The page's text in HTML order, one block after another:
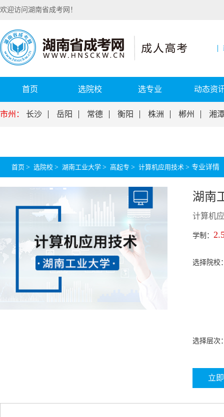
欢迎访问湖南省成考网！
首页 选院校 选专业 动态资
市州： 长沙 岳阳 常德 衡阳 株洲 郴州 湘
首页 > 选院校 > 湖南工业大学 > 高起专 > 计算机应用技术 > 专业详情
湖南
计算机
学制：
选择院校
选择层次
立